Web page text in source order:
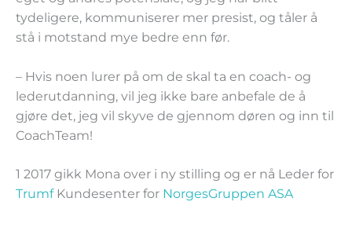
tydeligere, kommuniserer mer presist, og tåler å
stå i motstand mye bedre enn før.
– Hvis noen lurer på om de skal ta en coach- og
lederutdanning, vil jeg ikke bare anbefale de å
gjøre det, jeg vil skyve de gjennom døren og inn til
CoachTeam!
1 2017 gikk Mona over i ny stilling og er nå Leder for
TrumfKundesenter for NorgesGruppen ASA